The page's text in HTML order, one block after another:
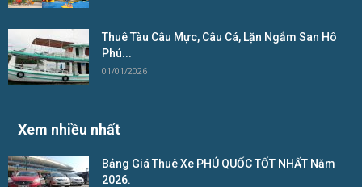
Thuê Tàu Câu Mực, Câu Cá, Lặn Ngắm San Hô
Phú...
01/01/2026
Xem nhiều nhất
Bảng Giá Thuê Xe PHÚ QUỐC TỐT NHẤT Năm
2026.